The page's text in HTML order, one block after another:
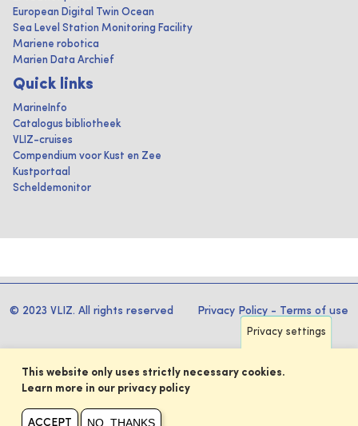
European Digital Twin Ocean
Sea Level Station Monitoring Facility
Mariene robotica
Marien Data Archief
Quick links
MarineInfo
Catalogus bibliotheek
VLIZ-cruises
Compendium voor Kust en Zee
Kustportaal
Scheldemonitor
© 2023 VLIZ. All rights reserved Privacy Policy - Terms of use
Privacy settings
This website only uses strictly necessary cookies.
Learn more in our privacy policy
ACCEPT NO, THANKS